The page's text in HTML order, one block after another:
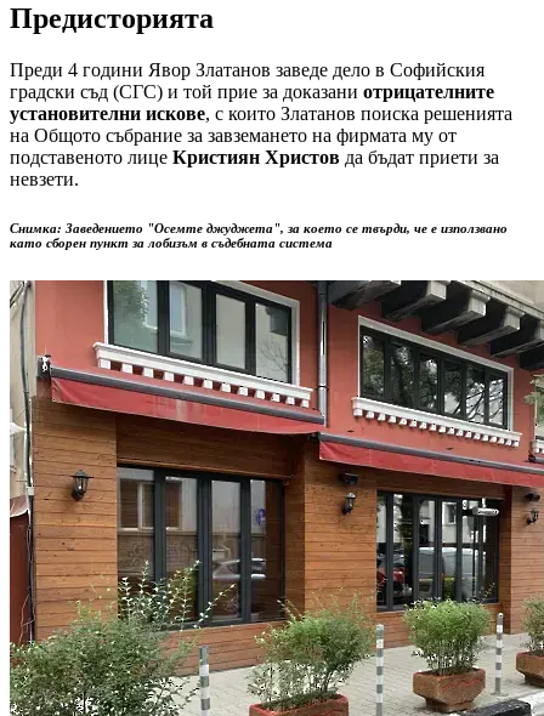
Предисторията
Преди 4 години Явор Златанов заведе дело в Софийския
градски съд (СГС) и той прие за доказани отрицателните
установителни искове, с които Златанов поиска решенията
на Общото събрание за завземането на фирмата му от
подставеното лице Кристиян Христов да бъдат приети за
невзети.
Снимка: Заведението "Осемте джуджета", за което се твърди, че е използвано
като сборен пункт за лобизъм в съдебната система